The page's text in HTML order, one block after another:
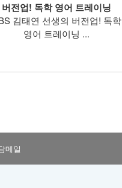
버전업! 독학 영어 트레이닝
김태연 선생의 버전업! 독학
영어 트레이닝 ...
메일